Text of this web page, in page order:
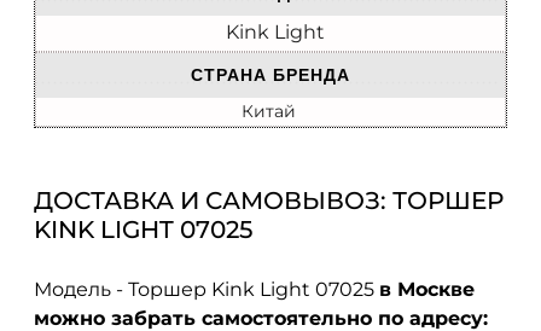
Kink Light
СТРАНА БРЕНДА
Китай
ДОСТАВКА И САМОВЫВОЗ: ТОРШЕР
KINK LIGHT 07025
Модель - Торшер Kink Light 07025 в Москве
можно забрать самостоятельно по адресу: